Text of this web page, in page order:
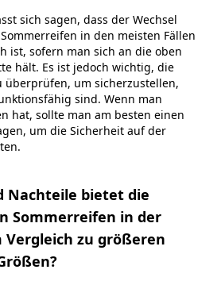
sich sagen, dass der Wechsel
in den meisten Fällen
ist, sofern man sich an die oben
hält. Es ist jedoch wichtig, die
überprüfen, um sicherzustellen,
sind. Wenn man
hat, sollte man am besten einen
um die Sicherheit auf der
Nachteile bietet die
Sommerreifen in der
Vergleich zu größeren